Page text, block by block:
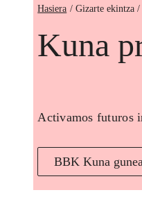
Hasiera
Kuna
Activamos futuros
BBK Kuna